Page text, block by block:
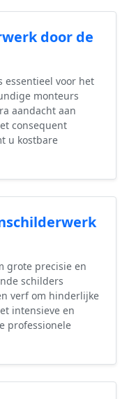
door de
essentieel voor het
monteurs
aandacht aan
consequent
u kostbare
grote precisie en
schilders
verf om hinderlijke
intensieve en
professionele